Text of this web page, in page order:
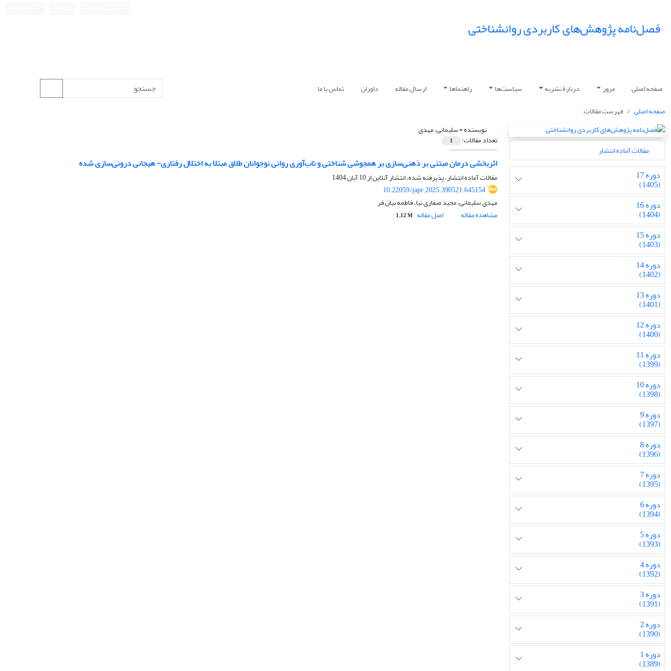
فصل‌نامه پژوهش‌های کاربردی روانشناختی
صفحه اصلی مرور دربارۀ نشریه سیاست‌ها راهنماها ارسال مقاله داوران
تماس با ما
صفحه اصلی
فهرست مقالات
مقالات آماده انتشار
دوره 17
(1405)
دوره 16
(1404)
دوره 15
(1403)
دوره 14
(1402)
دوره 13
(1401)
دوره 12
(1400)
دوره 11
(1399)
دوره 10
(1398)
دوره 9
(1397)
دوره 8
(1396)
دوره 7
(1395)
دوره 6
(1394)
دوره 5
(1393)
دوره 4
(1392)
دوره 3
(1391)
دوره 2
(1390)
دوره 1
(1389)
نویسنده =سلیمانی، مهدی
تعداد مقالات: 1
اثربخشی درمان مبتنی بر ذهنی‌سازی بر همجوشی شناختی و تاب‌آوری روانی نوجوانان طلاق مبتلا به اختلال رفتاری- هیجانی درونی‌سازی شده
مقالات آماده انتشار، پذیرفته شده، انتشار آنلاین از10 آبان 1404
10.22059/japr.2025.390521.645154
مهدی سلیمانی، مجید صفاری نیا، فاطمه بیان فر
مشاهده مقاله
اصل مقاله 1.12 M